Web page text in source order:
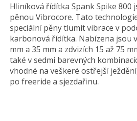
Hliníková řídítka Spank Spike 800
pěnou Vibrocore. Tato
speciální pěny tlumit vibrace v
karbonová řídítka. Nabízena jsou
mm a 35 mm a zdvizích 15 až 75
také v sedmi barevných
vhodné na veškeré ostřejší
po freeride a sjezdařinu.